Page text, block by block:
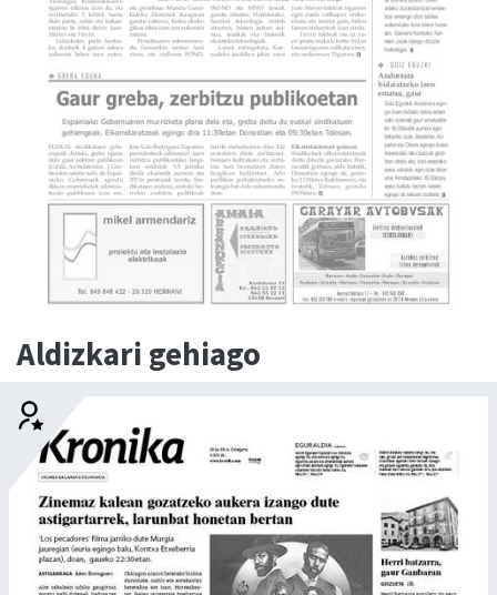
Aldizkari gehiago